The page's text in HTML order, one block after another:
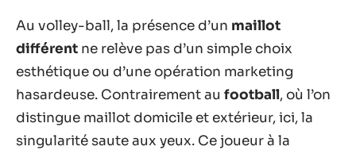
Au volley-ball, la présence d’un maillot
différent ne relève pas d’un simple choix
esthétique ou d’une opération marketing
hasardeuse. Contrairement au football, où l’on
distingue maillot domicile et extérieur, ici, la
singularité saute aux yeux. Ce joueur à la